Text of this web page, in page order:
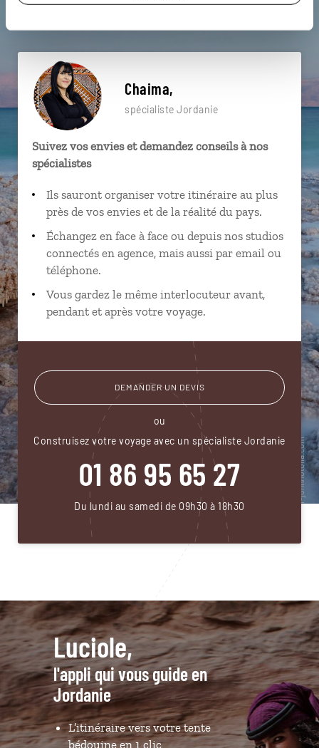
Chaima,
spécialiste Jordanie
Suivez vos envies et demandez conseils à nos
spécialistes
Ils sauront organiser votre itinéraire au plus
près de vos envies et de la réalité du pays.
Échangez en face à face ou depuis nos studios
connectés en agence, mais aussi par email ou
téléphone.
Vous gardez le même interlocuteur avant,
pendant et après votre voyage.
DEMANDER UN DEVIS
ou
Construisez votre voyage avec un spécialiste Jordanie
01 86 95 65 27
Du lundi au samedi de 09h30 à 18h30
Luciole,
l'appli qui vous guide en
Jordanie
L’itinéraire vers votre tente
bédouine en 1 clic